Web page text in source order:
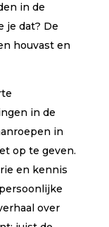
in de
je dat? De
houvast en
in de
in
op te geven.
en kennis
over